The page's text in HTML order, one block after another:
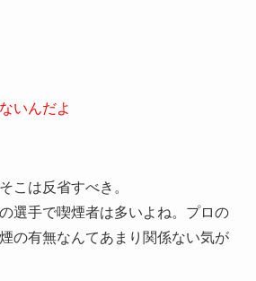
いんだよ
こは反省すべき。
選手で喫煙者は多いよね。プロの
の有無なんてあまり関係ない気が